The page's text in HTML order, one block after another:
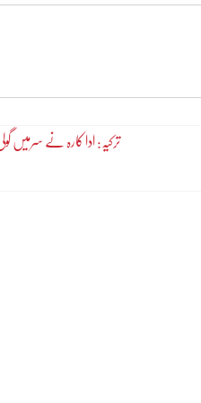
ترکیہ: ادا کارہ نے سرمیں